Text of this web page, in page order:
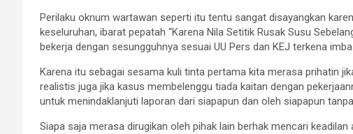
Perilaku oknum wartawan seperti itu tentu sangat disayangkan
keseluruhan, ibarat pepatah “Karena Nila Setitik Rusak Susu
bekerja dengan sesungguhnya sesuai UU Pers dan KEJ terkena
Karena itu sebagai sesama kuli tinta pertama kita merasa prihatin
realistis juga jika kasus membelenggu tiada kaitan dengan
untuk menindaklanjuti laporan dari siapapun dan oleh siapapun
Siapa saja merasa dirugikan oleh pihak lain berhak mencari